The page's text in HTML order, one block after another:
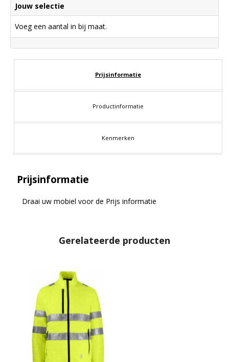
Jouw selectie
Voeg een aantal in bij maat.
Prijsinformatie
Productinformatie
Kenmerken
Prijsinformatie
Draai uw mobiel voor de Prijs informatie
Gerelateerde producten